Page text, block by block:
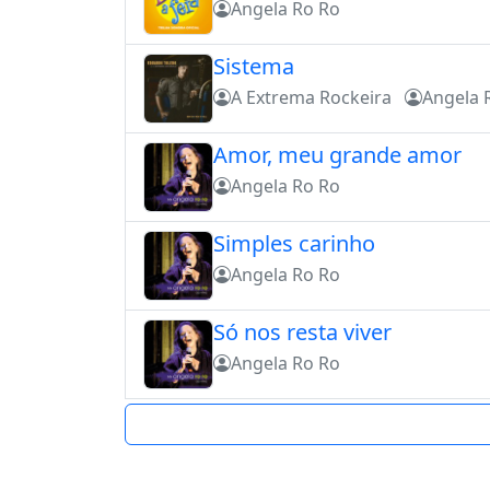
Angela Ro Ro
Sistema
A Extrema Rockeira Angela
Amor, meu grande amor
Angela Ro Ro
Simples carinho
Angela Ro Ro
Só nos resta viver
Angela Ro Ro